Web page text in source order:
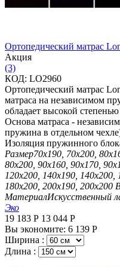
Ортопедический матрас
Aкция
(3)
КОД: LO2960
Ортопедический матрас
матраса на независимом
обладает высокой
Основа матраса -
пружина в отдельном
Изоляция пружинного
Размер70х190, 70х200,
80х200, 90х160, 90х170,
120х200, 140х190, 140х200,
180х200, 200х190, 200х200
МатериалИскусственный
Эко
19 183 Р 13 044 Р
Вы экономите: 6 139 Р
Ширина :
Длина :